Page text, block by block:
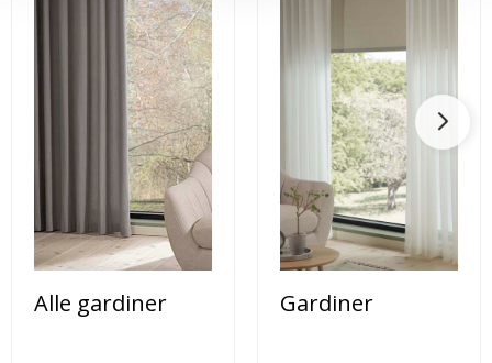
Alle gardiner Gardiner